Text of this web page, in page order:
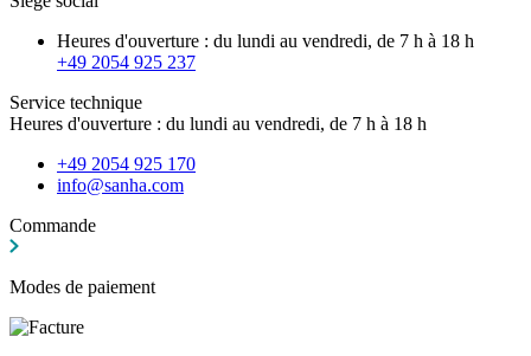
Heures d'ouverture : du lundi au vendredi, de 7 h à 18 h
+49 2054 925 237
Service technique
Heures d'ouverture : du lundi au vendredi, de 7 h à 18 h
+49 2054 925 170
info@sanha.com
Commande
Modes de paiement